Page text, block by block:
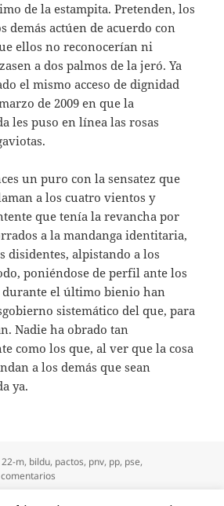
de la estampita. Pretenden, los
demás actúen de acuerdo con
ellos no reconocerían ni
a dos palmos de la jeró. Ya
el mismo acceso de dignidad
de 2009 en que la
les puso en línea las rosas
un puro con la sensatez que
a los cuatro vientos y
que tenía la revancha por
a la mandanga identitaria,
disidentes, alpistando a los
poniéndose de perfil ante los
durante el último bienio han
sistemático del que, para
Nadie ha obrado tan
como los que, al ver que la cosa
a los demás que sean
ya.
Etiquetas
22-m, bildu, pactos, pnv, pp, pse,